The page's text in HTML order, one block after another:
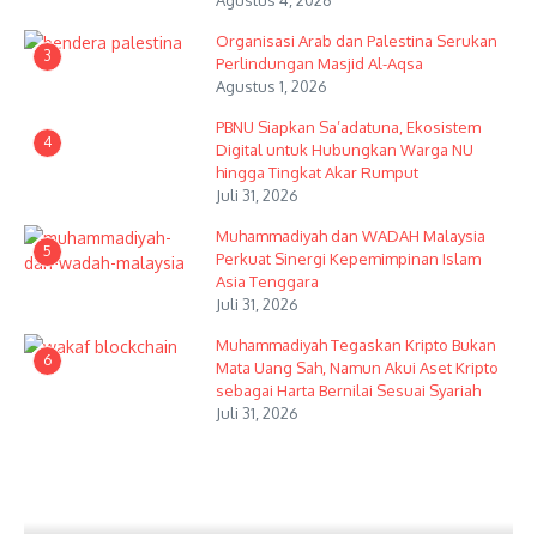
3
Organisasi Arab dan Palestina Serukan
Perlindungan Masjid Al-Aqsa
Agustus 1, 2026
4
PBNU Siapkan Sa’adatuna, Ekosistem
Digital untuk Hubungkan Warga NU
hingga Tingkat Akar Rumput
Juli 31, 2026
5
Muhammadiyah dan WADAH Malaysia
Perkuat Sinergi Kepemimpinan Islam
Asia Tenggara
Juli 31, 2026
6
Muhammadiyah Tegaskan Kripto Bukan
Mata Uang Sah, Namun Akui Aset Kripto
sebagai Harta Bernilai Sesuai Syariah
Juli 31, 2026